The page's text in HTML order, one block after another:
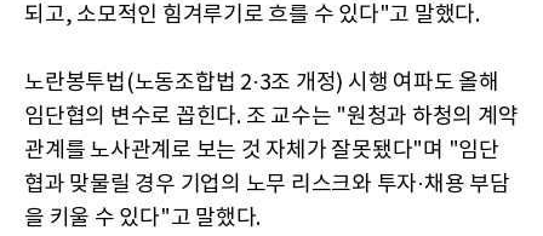
되고, 소모적인 힘겨루기로 흐를 수 있다"고 말했다.
노란봉투법(노동조합법 2·3조 개정) 시행 여파도 올해
임단협의 변수로 꼽힌다. 조 교수는 "원청과 하청의 계약
관계를 노사관계로 보는 것 자체가 잘못됐다"며 "임단
협과 맞물릴 경우 기업의 노무 리스크와 투자·채용 부담
을 키울 수 있다"고 말했다.